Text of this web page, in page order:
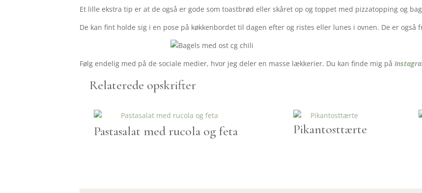
Et lille ekstra tip er at de også er gode som toastbrød eller skåret op og toppet med pizzatopping og
De kan fint holde sig i en pose på køkkenbordet til dagen efter og ristes eller lunes i ovnen. De er også
Følg endelig med på de sociale medier, hvor jeg deler en masse lækkerier. Du kan finde mig på
Relaterede opskrifter
Pastasalat med rucola og feta Pikantosttærte